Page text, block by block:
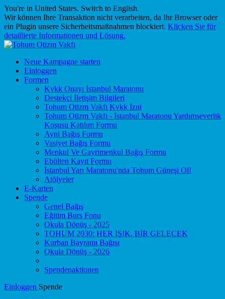
You're in United States. Switch to English.
Wir können Ihre Transaktion nicht verarbeiten, da Ihr Browser oder
ein Plugin unsere Sicherheitsmaßnahmen blockiert. Klicken Sie für
detaillierte Informationen und Lösung.
Neue Kampagne starten
Einloggen
Formen
Kvkk Onayı İstanbul Maratonu
Destekçi İletişim Bilgileri
Tohum Otizm Vakfı Kvkk İzni
Tohum Otizm Vakfı - İstanbul Maratonu Yardımseverlik
Koşusu Katılım Formu
Ayni Bağış Formu
Vasiyet Bağış Formu
Menkul Ve Gayrimenkul Bağış Formu
Ebülten Kayıt Formu
İstanbul Yarı Maratonu'nda Tohum Güneşi Ol!
Atölyeler
E-Karten
Spende
Genel Bağış
Eğitim Burs Fonu
Okula Dönüş - 2025
TOHUM 2030: HER IŞIK, BİR GELECEK
Kurban Bayramı Bağışı
Okula Dönüş - 2026
Spendenaktionen
Einloggen Spende